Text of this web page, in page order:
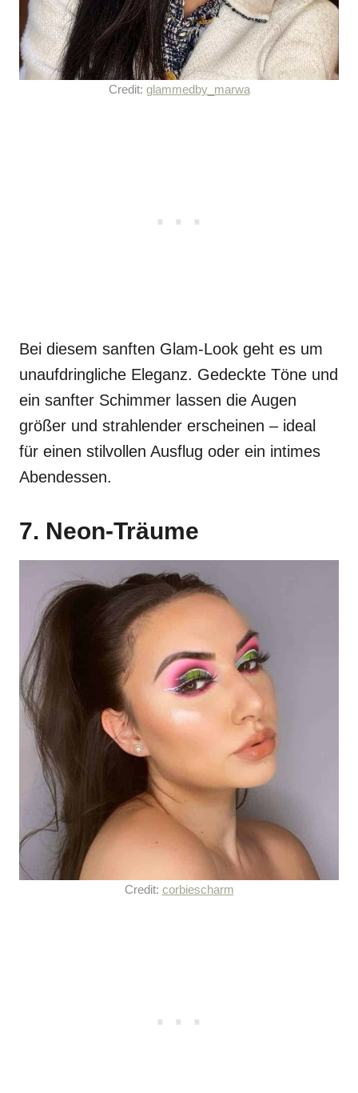
Credit: glammedby_marwa
Bei diesem sanften Glam-Look geht es um
unaufdringliche Eleganz. Gedeckte Töne und
ein sanfter Schimmer lassen die Augen
größer und strahlender erscheinen – ideal
für einen stilvollen Ausflug oder ein intimes
Abendessen.
7. Neon-Träume
Credit: corbiescharm